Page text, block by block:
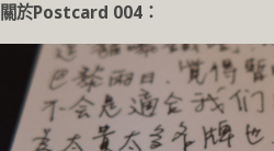
關於Postcard 004 ：